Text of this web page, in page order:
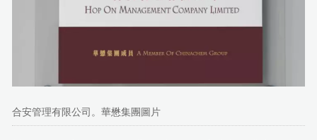
合安管理有限公司。華懋集團圖片